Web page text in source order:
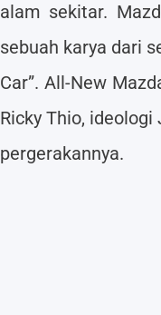
alam sekitar.
sebuah karya dari
Car”. All-New
Ricky Thio,
pergerakannya.